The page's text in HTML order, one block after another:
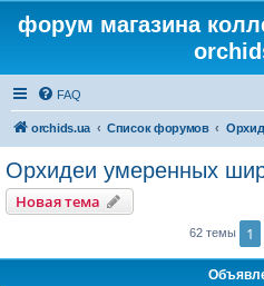
форум магазина
FAQ
orchids.ua Список форумов
Орхидеи умеренных
Новая тема
62 темы 1